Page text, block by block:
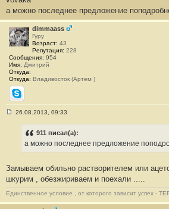
а можно последнее предложение
dimmaass
Гуру
Возраст: 43
Репутация: 228
Сообщения: 954
Имя: Дмитрий
Откуда:
Откуда: Владивосток (Артем )
Skype
и
#
2
2
26.08.2013, 09:33
911 писал(а):
а можно последнее предложение
Замываем обильно растворителем или
шкурим , обезжириваем и поехали .....
Единственное условие , от которого зависит успех -